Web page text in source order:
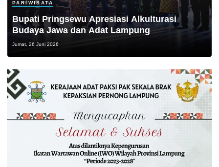
PARIWISATA
Bupati Pringsewu Apresiasi Alkulturasi
Budaya Jawa dan Adat Lampung
Jumat, 26 Juni 2026